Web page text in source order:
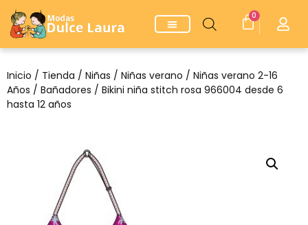
0
Inicio / Tienda / Niñas / Niñas verano / Niñas verano 2-16
Años / Bañadores / Bikini niña stitch rosa 966004 desde 6
hasta 12 años